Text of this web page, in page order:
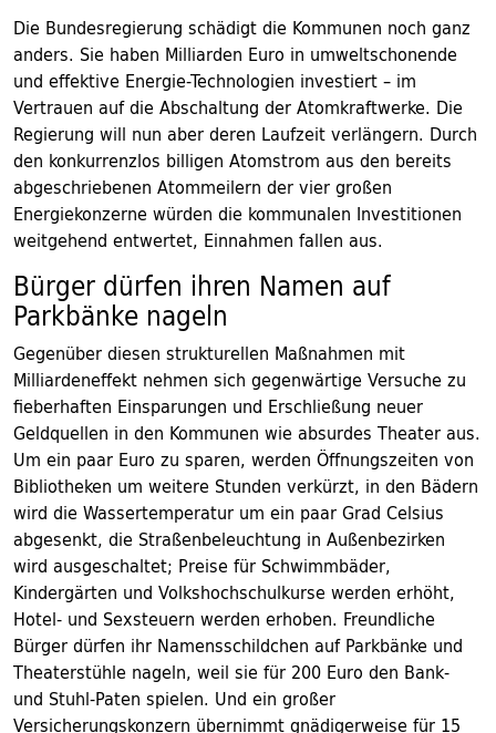
Die Bundesregierung schädigt die Kommunen noch ganz
anders. Sie haben Milliarden Euro in umweltschonende
und effektive Energie-Technologien investiert – im
Vertrauen auf die Abschaltung der Atomkraftwerke. Die
Regierung will nun aber deren Laufzeit verlängern. Durch
den konkurrenzlos billigen Atomstrom aus den bereits
abgeschriebenen Atommeilern der vier großen
Energiekonzerne würden die kommunalen Investitionen
weitgehend entwertet, Einnahmen fallen aus.
Bürger dürfen ihren Namen auf
Parkbänke nageln
Gegenüber diesen strukturellen Maßnahmen mit
Milliardeneffekt nehmen sich gegenwärtige Versuche zu
fieberhaften Einsparungen und Erschließung neuer
Geldquellen in den Kommunen wie absurdes Theater aus.
Um ein paar Euro zu sparen, werden Öffnungszeiten von
Bibliotheken um weitere Stunden verkürzt, in den Bädern
wird die Wassertemperatur um ein paar Grad Celsius
abgesenkt, die Straßenbeleuchtung in Außenbezirken
wird ausgeschaltet; Preise für Schwimmbäder,
Kindergärten und Volkshochschulkurse werden erhöht,
Hotel- und Sexsteuern werden erhoben. Freundliche
Bürger dürfen ihr Namensschildchen auf Parkbänke und
Theaterstühle nageln, weil sie für 200 Euro den Bank-
und Stuhl-Paten spielen. Und ein großer
Versicherungskonzern übernimmt gnädigerweise für 15